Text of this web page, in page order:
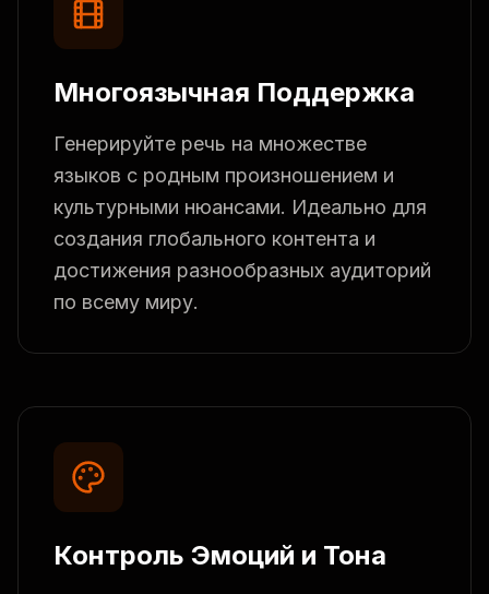
Многоязычная Поддержка
Генерируйте речь на множестве
языков с родным произношением и
культурными нюансами. Идеально для
создания глобального контента и
достижения разнообразных аудиторий
по всему миру.
Контроль Эмоций и Тона